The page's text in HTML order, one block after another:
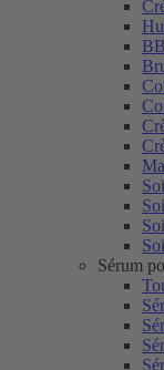
Sérum